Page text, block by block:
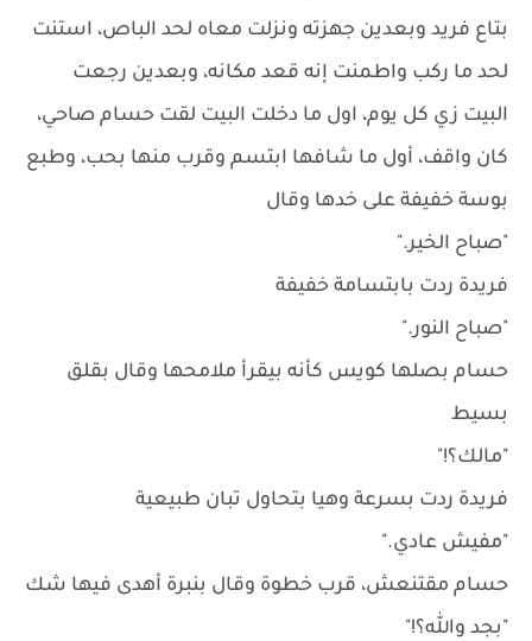
بتاع فريد وبعدين جهزته ونزلت معاه لحد الباص، استنت
لحد ما ركب واطمنت إنه قعد مكانه، وبعدين رجعت
البيت زي كل يوم، اول ما دخلت البيت لقت حسام صاحي،
كان واقف، أول ما شافها ابتسم وقرب منها بحب، وطبع
بوسة خفيفة على خدها وقال
"صباح الخير."
فريدة ردت بابتسامة خفيفة
"صباح النور."
حسام بصلها كويس كأنه بيقرأ ملامحها وقال بقلق
بسيط
"مالك؟!"
فريدة ردت بسرعة وهيا بتحاول تبان طبيعية
"مفيش عادي."
حسام مقتنعش، قرب خطوة وقال بنبرة أهدى فيها شك
"بجد والله؟!"